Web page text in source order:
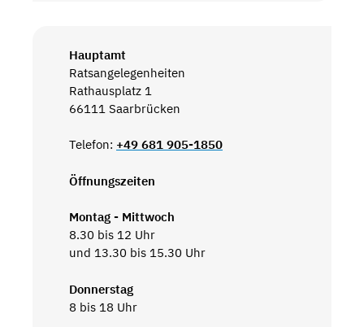
Hauptamt
Ratsangelegenheiten
Rathausplatz 1
66111 Saarbrücken
Telefon: +49 681 905-1850
Öffnungszeiten
Montag - Mittwoch
8.30 bis 12 Uhr
und 13.30 bis 15.30 Uhr
Donnerstag
8 bis 18 Uhr